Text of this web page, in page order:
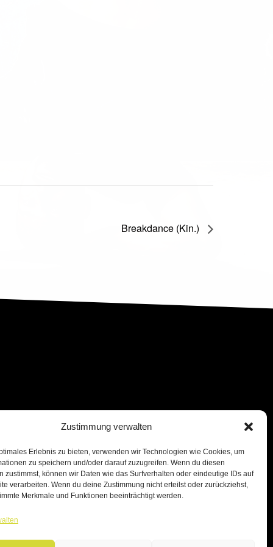
Zustimmung verwalten
Erlebnis zu bieten, verwenden wir Technologien wie Cookies, um
zu speichern und/oder darauf zuzugreifen. Wenn du diesen
zustimmst, können wir Daten wie das Surfverhalten oder eindeutige IDs auf
verarbeiten. Wenn du deine Zustimmung nicht erteilst oder zurückziehst,
Merkmale und Funktionen beeinträchtigt werden.
Breakdance (Kin.)